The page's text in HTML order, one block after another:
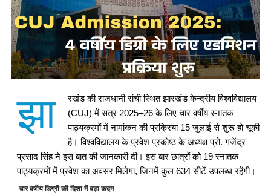
झा
रखंड की राजधानी रांची स्थित झारखंड केन्द्रीय विश्वविद्यालय
(CUJ) में सत्र 2025–26 के लिए चार वर्षीय स्नातक
पाठ्यक्रमों में नामांकन की प्रक्रिया 15 जुलाई से शुरू हो चूकी
है। विश्वविद्यालय के प्रवेश प्रकोष्ठ के अध्यक्ष प्रो. गजेंद्र
प्रसाद सिंह ने इस बात की जानकारी दी। इस बार छात्रों को 19 स्नातक
पाठ्यक्रमों में प्रवेश का अवसर मिलेगा, जिनमें कुल 634 सीटें उपलब्ध रहेंगी।
चार वर्षीय डिग्री की दिशा में बड़ा कदम